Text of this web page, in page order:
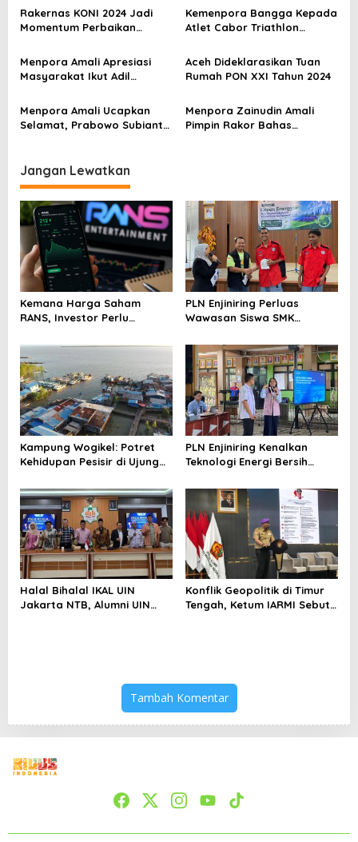
o
Rakernas KONI 2024 Jadi
Momentum Perbaikan
Revitalisasi Keolahragaan
Kemenpora Bangga Kepada
Atlet Cabor Triathlon
Medali
Menpora Amali Apresiasi
Masyarakat Ikut Adil
Nasional
Aceh Dideklarasikan Tuan
Rumah PON XXI Tahun 2024
Menpora Amali Ucapkan
Selamat, Prabowo Subianto
Menpora Zainudin Amali
Pimpin Rakor Bahas
Jangan Lewatkan
Kemana Harga Saham
RANS, Investor Perlu
Menghindari Spekulasi
Berlebihan
PLN Enjiniring Perluas
Wawasan Siswa SMK
Perubahan Iklim
Kampung Wogikel: Potret
Kehidupan Pesisir di Ujung
Bertahan di Tengah
Keterbatasan
PLN Enjiniring Kenalkan
Teknologi Energi Bersih
Halal Bihalal IKAL UIN
Jakarta NTB, Alumni UIN
Konflik Geopolitik di Timur
Tengah, Ketum IARMI Sebut
Tambah Komentar